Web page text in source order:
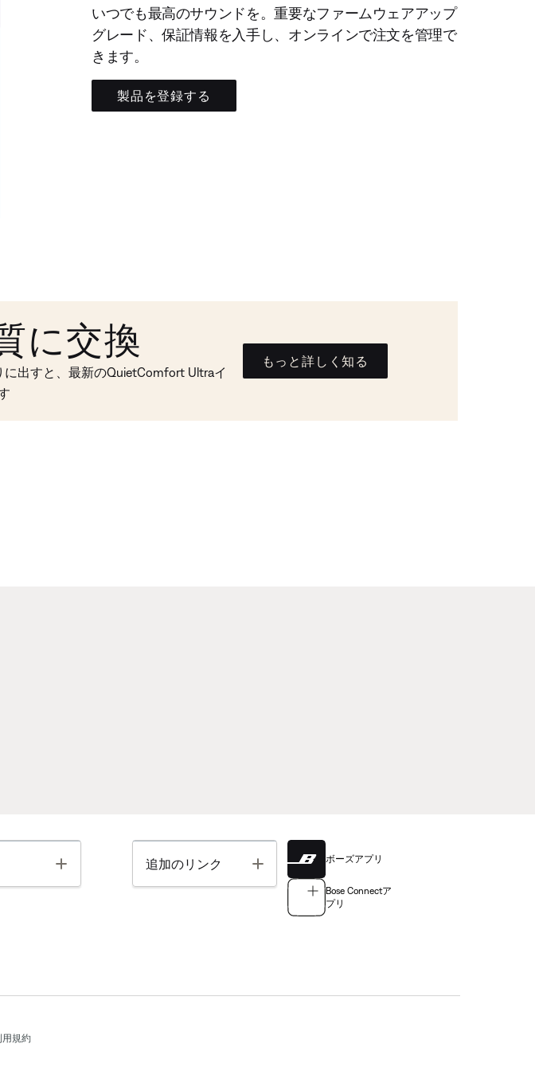
いつでも最高のサウンドを。重要なファームウェアアップ
グレード、保証情報を入手し、オンラインで注文を管理で
きます。
製品を登録する
に交換
出すと、最新のQuietComfort Ultraイ
もっと詳しく知る
Toggle 追加のリンク Toggle ボーズアプリ
Bose Connectア
プリ
用規約